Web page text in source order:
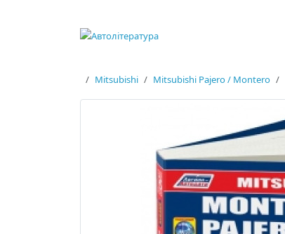
Mitsubishi Mitsubishi Pajero / Montero